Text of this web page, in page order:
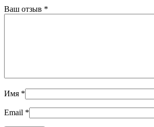
Ваш отзыв *
Имя *
Email *